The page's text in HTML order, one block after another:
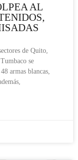
AL
de Quito,
se
armas blancas,